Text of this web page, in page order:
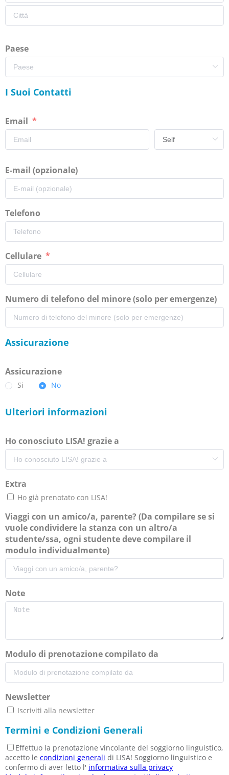
Paese
I Suoi Contatti
Email
E-mail (opzionale)
Telefono
Cellulare
Numero di telefono del minore (solo per emergenze)
Assicurazione
Assicurazione
Si No
Ulteriori informazioni
Ho conosciuto LISA! grazie a
Extra
Ho già prenotato con LISA!
Viaggi con un amico/a, parente? (Da compilare se si
vuole condividere la stanza con un altro/a
studente/ssa, ogni studente deve compilare il
modulo individualmente)
Note
Modulo di prenotazione compilato da
Newsletter
Iscriviti alla newsletter
Termini e Condizioni Generali
Effettuo la prenotazione vincolante del soggiorno linguistico,
accetto le condizioni generali di LISA! Soggiorno linguistico e
confermo di aver letto l' informativa sulla privacy